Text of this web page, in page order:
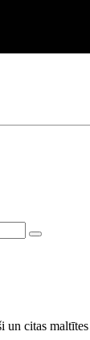
un citas